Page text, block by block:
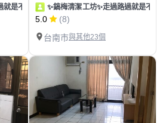
就是不要錯過！✨鎬梅清潔工坊✨走過路過就是不要
5.0
(8)
台南市與其他23個